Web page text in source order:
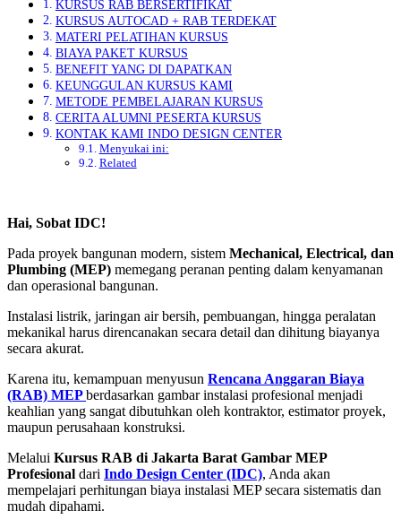
KURSUS RAB BERSERTIFIKAT
KURSUS AUTOCAD + RAB TERDEKAT
MATERI PELATIHAN KURSUS
BIAYA PAKET KURSUS
BENEFIT YANG DI DAPATKAN
KEUNGGULAN KURSUS KAMI
METODE PEMBELAJARAN KURSUS
CERITA ALUMNI PESERTA KURSUS
KONTAK KAMI INDO DESIGN CENTER
Menyukai ini:
Related
Hai, Sobat IDC!
Pada proyek bangunan modern, sistem Mechanical, Electrical, dan
Plumbing (MEP) memegang peranan penting dalam kenyamanan
dan operasional bangunan.
Instalasi listrik, jaringan air bersih, pembuangan, hingga peralatan
mekanikal harus direncanakan secara detail dan dihitung biayanya
secara akurat.
Karena itu, kemampuan menyusun Rencana Anggaran Biaya
(RAB) MEPberdasarkan gambar instalasi profesional menjadi
keahlian yang sangat dibutuhkan oleh kontraktor, estimator proyek,
maupun perusahaan konstruksi.
Melalui Kursus RAB di Jakarta Barat Gambar MEP
Profesional dari Indo Design Center (IDC), Anda akan
mempelajari perhitungan biaya instalasi MEP secara sistematis dan
mudah dipahami.